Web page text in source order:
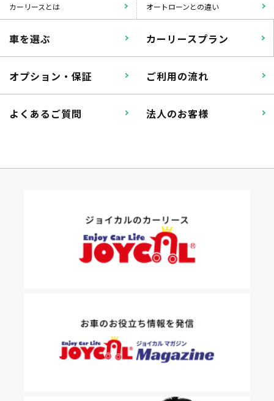
バンパー
※たすカッターをご利用頂く場合、免責金額が１回あたり5,000円
掛かります。
カーリースとは オートローンとの違い
車を選ぶ カーリースプラン
オプション・保証 ご利用の流れ
よくあるご質問 法人のお客様